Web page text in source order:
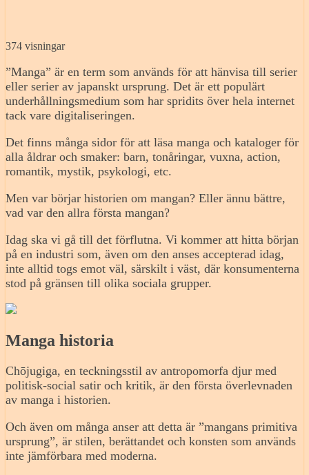
374 visningar
”Manga” är en term som används för att hänvisa till serier
eller serier av japanskt ursprung. Det är ett populärt
underhållningsmedium som har spridits över hela internet
tack vare digitaliseringen.
Det finns många sidor för att läsa manga och kataloger för
alla åldrar och smaker: barn, tonåringar, vuxna, action,
romantik, mystik, psykologi, etc.
Men var börjar historien om mangan? Eller ännu bättre,
vad var den allra första mangan?
Idag ska vi gå till det förflutna. Vi kommer att hitta början
på en industri som, även om den anses accepterad idag,
inte alltid togs emot väl, särskilt i väst, där konsumenterna
stod på gränsen till olika sociala grupper.
Manga historia
Chōjugiga, en teckningsstil av antropomorfa djur med
politisk-social satir och kritik, är den första överlevnaden
av manga i historien.
Och även om många anser att detta är ”mangans primitiva
ursprung”, är stilen, berättandet och konsten som används
inte jämförbara med moderna.